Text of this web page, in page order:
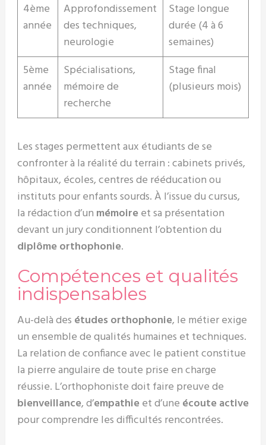
4ème
année
Approfondissement
des techniques,
neurologie
Stage longue
durée (4 à 6
semaines)
5ème
année
Spécialisations,
mémoire de
recherche
Stage final
(plusieurs mois)
Les stages permettent aux étudiants de se
confronter à la réalité du terrain : cabinets privés,
hôpitaux, écoles, centres de rééducation ou
instituts pour enfants sourds. À l’issue du cursus,
la rédaction d’un mémoireet sa présentation
devant un jury conditionnent l’obtention du
diplôme orthophonie.
Compétences et qualités
indispensables
Au-delà des études orthophonie, le métier exige
un ensemble de qualités humaines et techniques.
La relation de confiance avec le patient constitue
la pierre angulaire de toute prise en charge
réussie. L’orthophoniste doit faire preuve de
bienveillance, d’empathieet d’une écoute active
pour comprendre les difficultés rencontrées.